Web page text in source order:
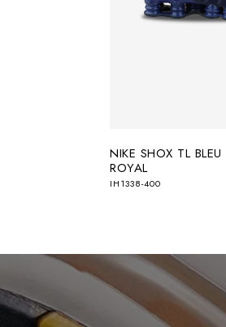
NIKE SHOX TL BLEU
ROYAL
IH1338-400